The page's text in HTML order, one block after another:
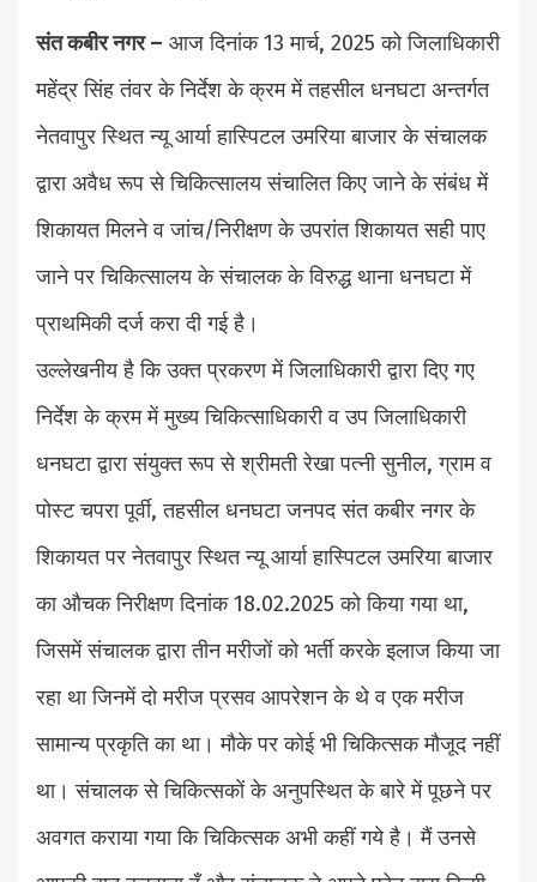
संत कबीर नगर – आज दिनांक 13 मार्च, 2025 को जिलाधिकारी
महेंद्र सिंह तंवर के निर्देश के क्रम में तहसील धनघटा अन्तर्गत
नेतवापुर स्थित न्यू आर्या हास्पिटल उमरिया बाजार के संचालक
द्वारा अवैध रूप से चिकित्सालय संचालित किए जाने के संबंध में
शिकायत मिलने व जांच/निरीक्षण के उपरांत शिकायत सही पाए
जाने पर चिकित्सालय के संचालक के विरुद्ध थाना धनघटा में
प्राथमिकी दर्ज करा दी गई है।
उल्लेखनीय है कि उक्त प्रकरण में जिलाधिकारी द्वारा दिए गए
निर्देश के क्रम में मुख्य चिकित्साधिकारी व उप जिलाधिकारी
धनघटा द्वारा संयुक्त रूप से श्रीमती रेखा पत्नी सुनील, ग्राम व
पोस्ट चपरा पूर्वी, तहसील धनघटा जनपद संत कबीर नगर के
शिकायत पर नेतवापुर स्थित न्यू आर्या हास्पिटल उमरिया बाजार
का औचक निरीक्षण दिनांक 18.02.2025 को किया गया था,
जिसमें संचालक द्वारा तीन मरीजों को भर्ती करके इलाज किया जा
रहा था जिनमें दो मरीज प्रसव आपरेशन के थे व एक मरीज
सामान्य प्रकृति का था। मौके पर कोई भी चिकित्सक मौजूद नहीं
था। संचालक से चिकित्सकों के अनुपस्थित के बारे में पूछने पर
अवगत कराया गया कि चिकित्सक अभी कहीं गये है। मैं उनसे